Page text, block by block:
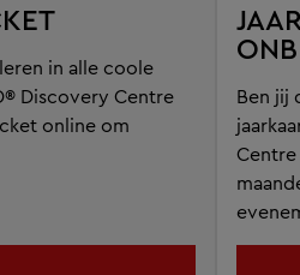
in alle coole
Discovery Centre
online om
Ben jij